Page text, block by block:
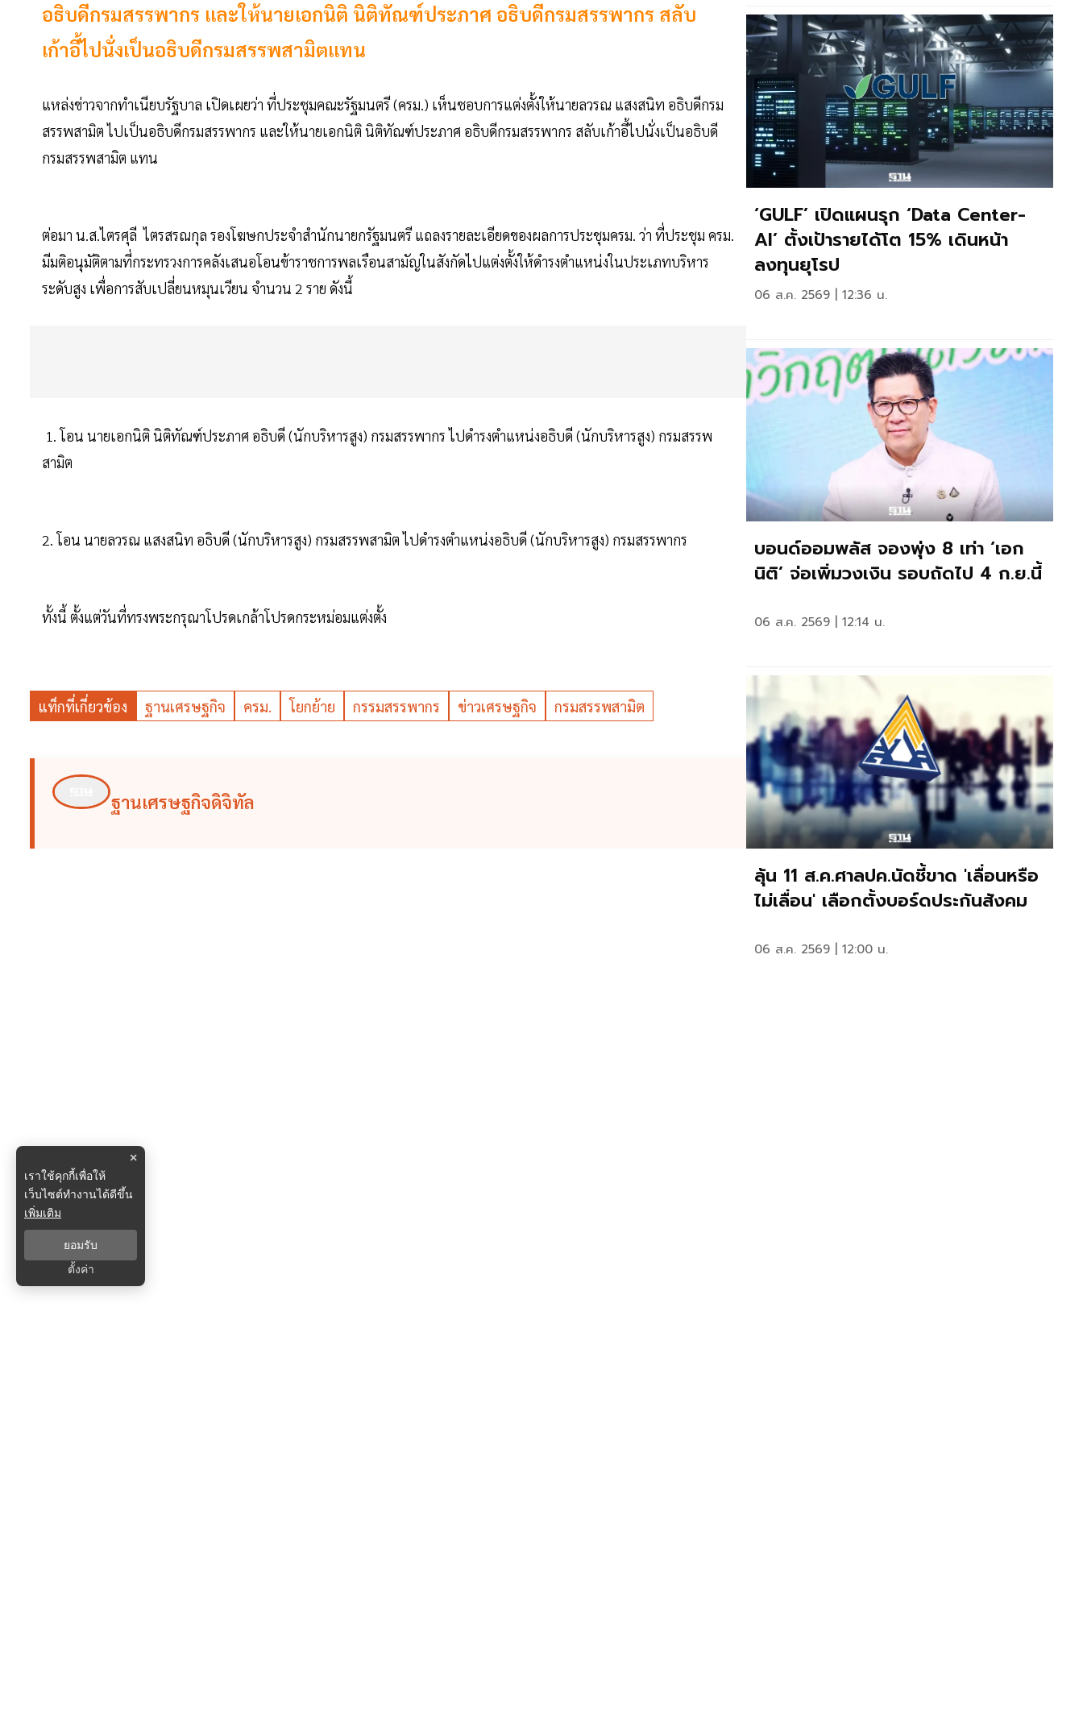
อธิบดีกรมสรรพากร และให้นายเอกนิติ นิติทัณฑ์ประภาศ อธิบดีกรมสรรพากร สลับ
เก้าอี้ไปนั่งเป็นอธิบดีกรมสรรพสามิตแทน
แหล่งข่าวจากทำเนียบรัฐบาล เปิดเผยว่า ที่ประชุมคณะรัฐมนตรี (ครม.) เห็นชอบการแต่งตั้งให้นายลวรณ แสงสนิท อธิบดีกรม
สรรพสามิต ไปเป็นอธิบดีกรมสรรพากร และให้นายเอกนิติ นิติทัณฑ์ประภาศ อธิบดีกรมสรรพากร สลับเก้าอี้ไปนั่งเป็นอธิบดี
กรมสรรพสามิต แทน
ต่อมา น.ส.ไตรศุลี ไตรสรณกุล รองโฆษกประจำสำนักนายกรัฐมนตรี แถลงรายละเอียดของผลการประชุมครม. ว่า ที่ประชุม ครม.
มีมติอนุมัติตามที่กระทรวงการคลังเสนอโอนข้าราชการพลเรือนสามัญในสังกัดไปแต่งตั้งให้ดำรงตำแหน่งในประเภทบริหาร
ระดับสูง เพื่อการสับเปลี่ยนหมุนเวียน จำนวน 2 ราย ดังนี้
1. โอน นายเอกนิติ นิติทัณฑ์ประภาศ อธิบดี (นักบริหารสูง) กรมสรรพากร ไปดำรงตำแหน่งอธิบดี (นักบริหารสูง) กรมสรรพ
สามิต
2. โอน นายลวรณ แสงสนิท อธิบดี (นักบริหารสูง) กรมสรรพสามิต ไปดำรงตำแหน่งอธิบดี (นักบริหารสูง) กรมสรรพากร
ทั้งนี้ ตั้งแต่วันที่ทรงพระกรุณาโปรดเกล้าโปรดกระหม่อมแต่งตั้ง
แท็กที่เกี่ยวข้อง ฐานเศรษฐกิจ ครม. โยกย้าย กรรมสรรพากร ข่าวเศรษฐกิจ กรมสรรพสามิต
ฐานเศรษฐกิจดิจิทัล
‘GULF’ เปิดแผนรุก ‘Data Center-
AI’ ตั้งเป้ารายได้โต 15% เดินหน้า
ลงทุนยุโรป
06 ส.ค. 2569 | 12:36 น.
บอนด์ออมพลัส จองพุ่ง 8 เท่า ‘เอก
นิติ’ จ่อเพิ่มวงเงิน รอบถัดไป 4 ก.ย.นี้
06 ส.ค. 2569 | 12:14 น.
ลุ้น 11 ส.ค.ศาลปค.นัดชี้ขาด 'เลื่อนหรือ
ไม่เลื่อน' เลือกตั้งบอร์ดประกันสังคม
06 ส.ค. 2569 | 12:00 น.
×
เราใช้คุกกี้เพื่อให้
เว็บไซต์ทำงานได้ดีขึ้น
เพิ่มเติม
ยอมรับ
ตั้งค่า